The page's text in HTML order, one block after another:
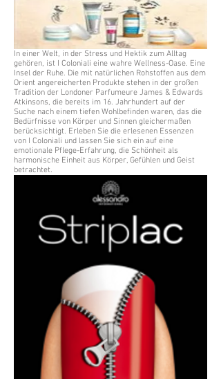
In einer Welt, in der Stress und Hektik zum Alltag
gehören, ist I Coloniali eine wahre Wellness-Oase. Eine
Insel der Ruhe. Die mit natürlichen Rohstoffen aus dem
Orient angereicherten Produkte stehen in der großen
Tradition der Londoner Parfumeure James & Edwards
Atkinsons, die bereits im 16. Jahrhundert auf der
Suche nach einem tiefen Wohlbefinden waren, das die
Bedürfnisse von Körper und Sinnen gleichermaßen
berücksichtigt. Erleben Sie die erlesenen Essenzen
von I Coloniali und lassen Sie sich ein auf eine
emotionale Pflege-Erfahrung, die Schönheit als
harmonische Einheit aus Körper, Gefühlen und Geist
betrachtet.